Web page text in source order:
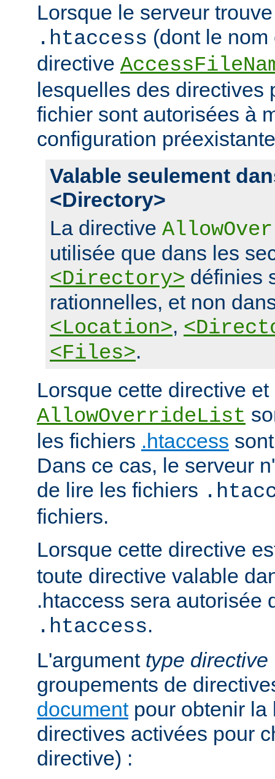
Lorsque le serveur
.htaccess (dont le
directive
lesquelles des directives
fichier sont autorisées à
configuration
Valable seulement
<Directory>
La directive
utilisée que dans les
<Directory> définies
rationnelles, et non
<Location>,
<Files>.
Lorsque cette directive
AllowOverrideList
les fichiers .htaccess
Dans ce cas, le serveur
de lire les fichiers
fichiers.
Lorsque cette directive
toute directive valable
.htaccess sera autorisée
.htaccess.
L'argument type directive
groupements de
documentpour obtenir la
directives activées pour
directive) :